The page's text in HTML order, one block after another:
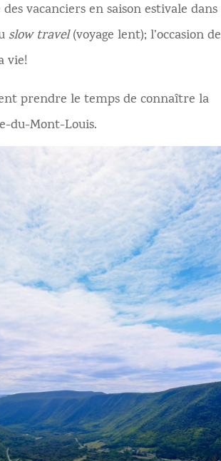
vacanciers en saison estivale dans
slow travel(voyage lent); l’occasion de
vie!
prendre le temps de connaître la
du-Mont-Louis.